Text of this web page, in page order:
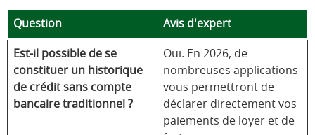
Question Avis d'expert
Est-il possible de se
constituer un historique
de crédit sans compte
bancaire traditionnel ?
Oui. En 2026, de
nombreuses applications
vous permettront de
déclarer directement vos
paiements de loyer et de